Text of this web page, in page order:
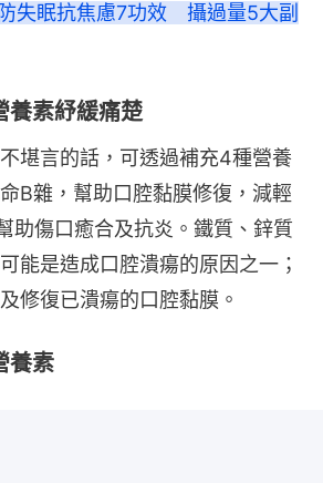
失眠抗焦慮7功效　攝過量5大副
養素紓緩痛楚
堪言的話，可透過補充4種營養
B雜，幫助口腔黏膜修復，減輕
助傷口癒合及抗炎。鐵質、鋅質
能是造成口腔潰瘍的原因之一；
修復已潰瘍的口腔黏膜。
養素